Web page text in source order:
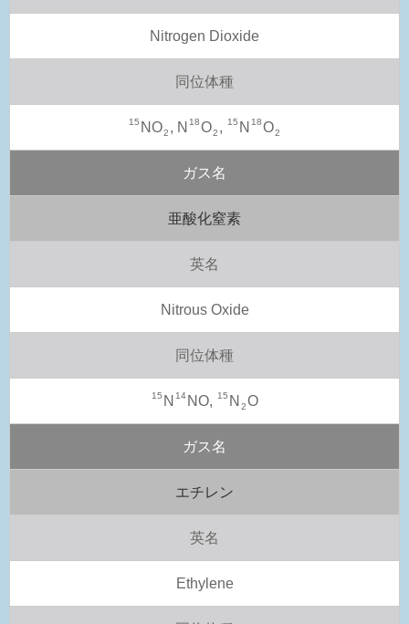
Nitrogen Dioxide
同位体種
15 NO2 , N 18O2 , 15 N 18O2
ガス名
亜酸化窒素
英名
Nitrous Oxide
同位体種
15 N 14 NO, 15 N 2O
ガス名
エチレン
英名
Ethylene